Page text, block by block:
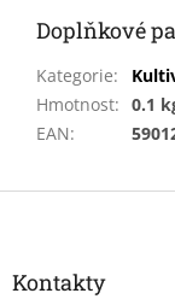
Doplňkové
Kategorie:
Hmotnost: 0.1
EAN:
Kontakty